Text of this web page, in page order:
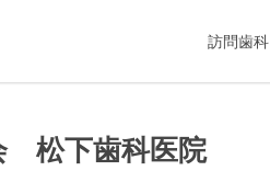
訪問歯科
松下歯科医院